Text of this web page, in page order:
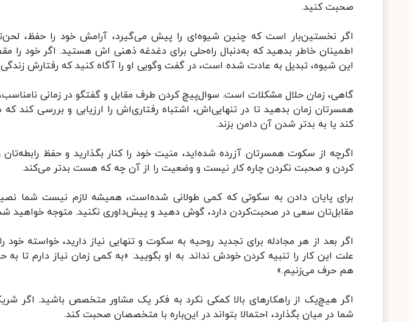
صحبت کنید.
اگر نخستین‌بار است که چنین شیوه‌ای را پیش می‌گیرد، آرامش خود را حفظ،
اطمینان خاطر بدهید که به‌دنبال راه‌حلی برای دغدغه ذهنی اش هستید. اگر خود را
این شیوه، تبدیل به عادت شده است، در گفت وگویی او را آگاه کنید که رفتارش
گاهی، زمان حلال مشکلات است. سوال‌پیچ کردن طرف مقابل و گفتگو در زمانی
همسرتان زمان بدهید تا در تنهایی‌اش، اشتباه رفتاری‌اش را ارزیابی و بررسی کند
کند یا به بدتر شدن آن دامن بزند.
اگرچه از سکوت همسرتان آزرده شده‌اید، منیت خود را کنار بگذارید و حفظ رابطه‌تان
کردن و صحبت نکردن چاره کار نیست و وضعیت را از آن چه که هست بدتر می‌کند.
برای پایان دادن به سکوتی که کمی طولانی شده‌است، همیشه لازم نیست شما
مقابل‌تان سعی در صحبت‌کردن دارد، گوش دهید و پیش‌داوری نکنید. متوجه خواهید
اگر بعد از هر مجادله برای تجدید روحیه به سکوت و تنهایی نیاز دارید، خواسته خود
علت این کار را تنبیه کردن خودش نداند. به او بگویید: «به کمی زمان نیاز دارم تا
هم حرف می‌زنیم.»
اگر هیچ‌یک از راهکار‌های بالا کمکی نکرد به فکر یک مشاور متخصص باشید. اگر
شما در میان بگذارد، احتمالا بتواند در این‌باره با متخصصان صحبت کند.